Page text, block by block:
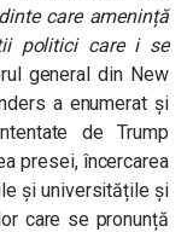
care amenință
politici care i se
general din New
a enumerat și
de Trump
presei, încercarea
și universitățile și
care se pronunță